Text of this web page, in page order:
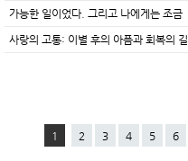
가능한 일이었다. 그리고 나에게는 조금
사랑의 고통: 이별 후의 아픔과 회복의 길
1 2 3 4 5 6